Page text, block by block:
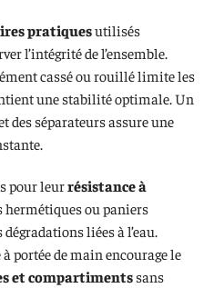
pratiquesutilisés
l’intégrité de l’ensemble.
cassé ou rouillé limite les
une stabilité optimale. Un
des séparateurs assure une
pour leurrésistance à
hermétiques ou paniers
liées à l’eau.
portée de main encourage le
et compartiments sans